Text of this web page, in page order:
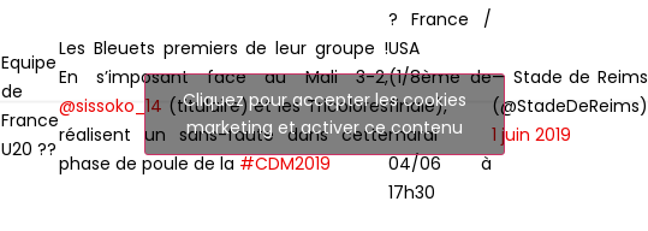
Equipe
de
France
U20 ??
Les Bleuets premiers de leur groupe !
En s’imposant face au Mali 3-2,
@sissoko_14 (titulaire) et les Tricolores
réalisent un sans-faute dans cette
phase de poule de la#CDM2019
? France /
USA
(1/8ème de
finale),
mardi
04/06 à
17h30
— Stade de Reims
(@StadeDeReims)
1 juin 2019
Cliquez pour accepter les cookies
marketing et activer ce contenu